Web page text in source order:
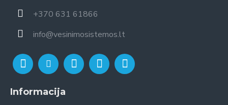
+370 631 61866
info@vesinimosistemos.lt
Informacija